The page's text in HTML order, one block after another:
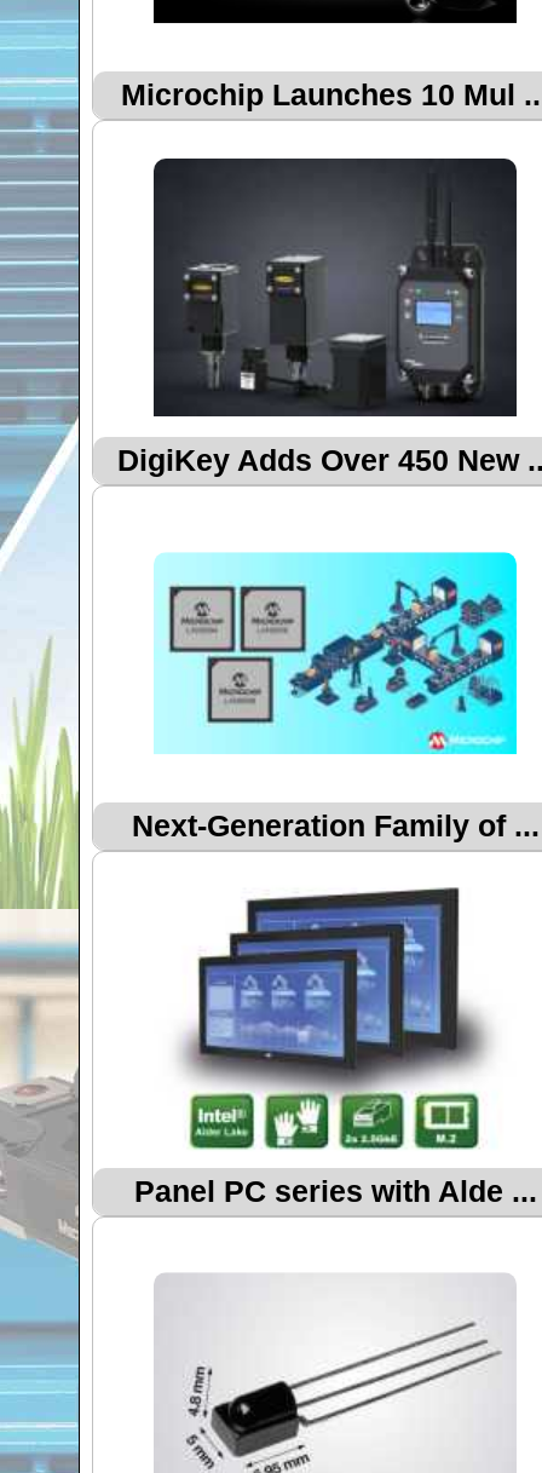
Microchip Launches 10 Mul
DigiKey Adds Over 450 New
Next-Generation Family of ...
Panel PC series with Alde ...